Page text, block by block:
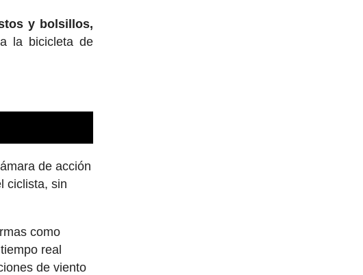
y bolsillos,
la bicicleta de
de acción
ciclista, sin
como
real
de viento